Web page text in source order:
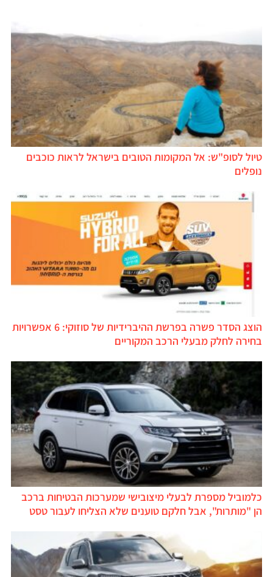
טיול לסופ"ש: אל המקומות הטובים בישראל לראות כוכבים
נופלים
הוצג הסדר פשרה בפרשת ההיברידיות של סוזוקי: 6 אפשרויות
בחירה לחלק מבעלי הרכב המקוריים
כלמוביל מספרת לבעלי מיצובישי שמערכות הבטיחות ברכב
הן "מותרות", אבל חלקם טוענים שלא הצליחו לעבור טסט